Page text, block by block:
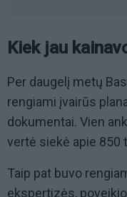
Kiek jau
Per daugelį metų
rengiami įvairūs
dokumentai. Vien
vertė siekė apie 850
Taip pat buvo
ekspertizės,